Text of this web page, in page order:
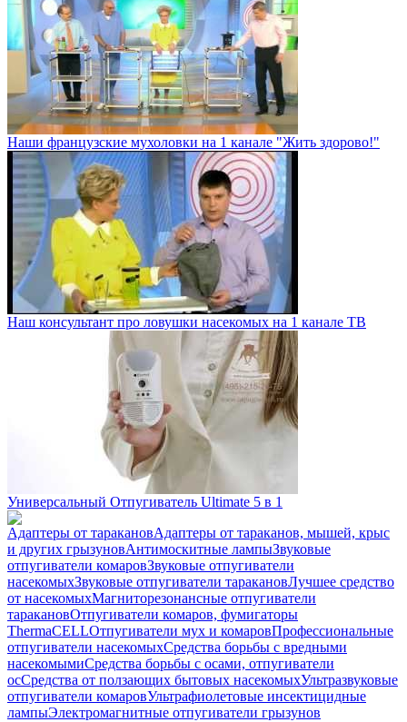
Наши французские мухоловки на 1 канале "Жить здорово!"
Наш консультант про ловушки насекомых на 1 канале ТВ
Универсальный Отпугиватель Ultimate 5 в 1
Адаптеры от таракановАдаптеры от тараканов, мышей, крыс
и других грызуновАнтимоскитные лампыЗвуковые
отпугиватели комаровЗвуковые отпугиватели
насекомыхЗвуковые отпугиватели таракановЛучшее средство
от насекомыхМагниторезонансные отпугиватели
таракановОтпугиватели комаров, фумигаторы
ThermaCELLОтпугиватели мух и комаровПрофессиональные
отпугиватели насекомыхСредства борьбы с вредными
насекомымиСредства борьбы с осами, отпугиватели
осСредства от ползающих бытовых насекомыхУльтразвуковые
отпугиватели комаровУльтрафиолетовые инсектицидные
лампыЭлектромагнитные отпугиватели грызунов